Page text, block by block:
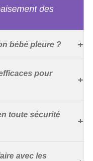
des
bébé pleure ?
pour
toute sécurité
avec les